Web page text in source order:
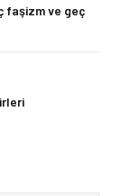
faşizm ve geç